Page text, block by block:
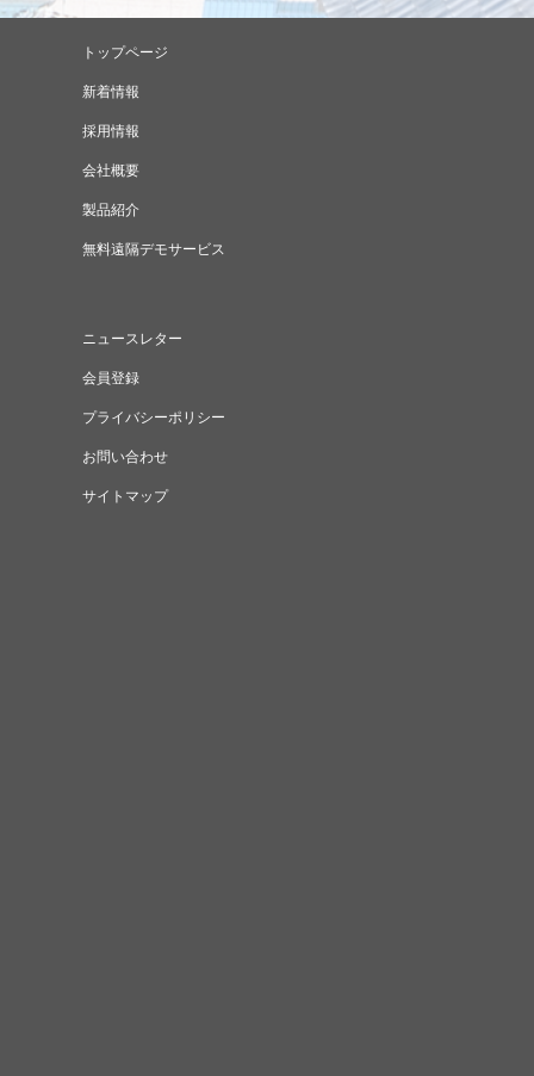
トップページ
新着情報
採用情報
会社概要
製品紹介
無料遠隔デモサービス
ニュースレター
会員登録
プライバシーポリシー
お問い合わせ
サイトマップ